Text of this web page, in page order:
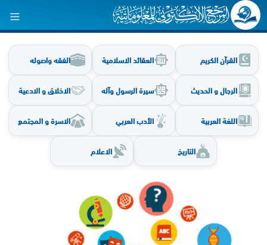
القرآن الكريم العقائد الاسلامية الفقه واصوله
الرجال و الحديث سيرة الرسول وآله الاخلاق و الادعية
اللغة العربية الأدب العربي الاسرة و المجتمع
التاريخ الاعلام